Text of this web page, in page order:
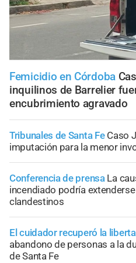
Femicidio en Córdoba
inquilinos de Barrelier
encubrimiento agravado
Tribunales de Santa Fe Caso
imputación para la menor
Conferencia de prensa La
incendiado podría
clandestinos
El cuidador recuperó la
abandono de personas a la
de Santa Fe